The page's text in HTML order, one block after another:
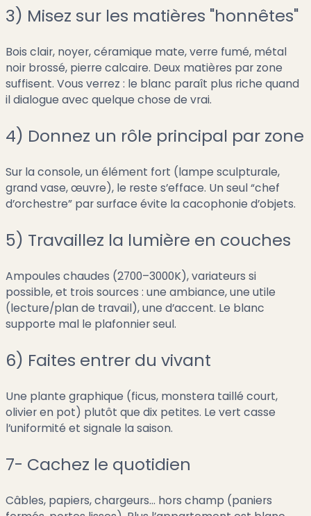
3) Misez sur les matières "honnêtes"
Bois clair, noyer, céramique mate, verre fumé, métal
noir brossé, pierre calcaire. Deux matières par zone
suffisent. Vous verrez : le blanc paraît plus riche quand
il dialogue avec quelque chose de vrai.
4) Donnez un rôle principal par zone
Sur la console, un élément fort (lampe sculpturale,
grand vase, œuvre), le reste s’efface. Un seul “chef
d’orchestre” par surface évite la cacophonie d’objets.
5) Travaillez la lumière en couches
Ampoules chaudes (2700–3000K), variateurs si
possible, et trois sources : une ambiance, une utile
(lecture/plan de travail), une d’accent. Le blanc
supporte mal le plafonnier seul.
6) Faites entrer du vivant
Une plante graphique (ficus, monstera taillé court,
olivier en pot) plutôt que dix petites. Le vert casse
l’uniformité et signale la saison.
7- Cachez le quotidien
Câbles, papiers, chargeurs… hors champ (paniers